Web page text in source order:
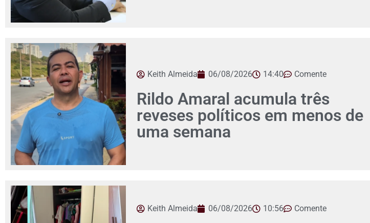
Keith Almeida 06/08/2026 14:40 Comente
Rildo Amaral acumula três
reveses políticos em menos de
uma semana
Keith Almeida 06/08/2026 10:56 Comente